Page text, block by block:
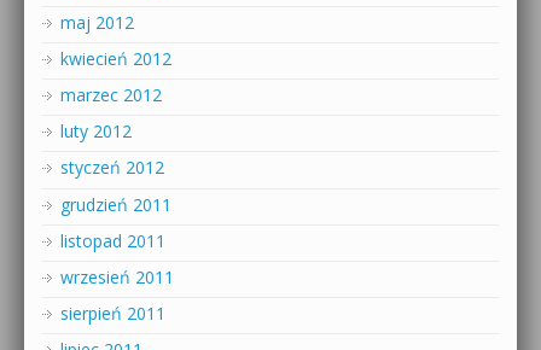
maj 2012
kwiecień 2012
marzec 2012
luty 2012
styczeń 2012
grudzień 2011
listopad 2011
wrzesień 2011
sierpień 2011